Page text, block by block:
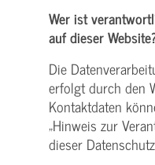
Wer ist
auf dieser
Die
erfolgt durch den
Kontaktdaten
„Hinweis zur
dieser